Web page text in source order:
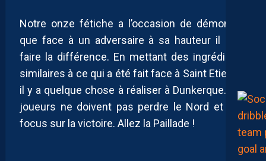
Notre onze fétiche a l’occasion de démontrer
que face à un adversaire à sa hauteur il peut
faire la différence. En mettant des ingrédients
similaires à ce qui a été fait face à Saint Etienne,
il y a quelque chose à réaliser à Dunkerque. Les
joueurs ne doivent pas perdre le Nord et être
focus sur la victoire. Allez la Paillade !